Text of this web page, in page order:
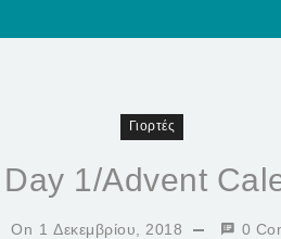
Γιορτές
1/Advent
On 1 Δεκεμβρίου, 2018 0